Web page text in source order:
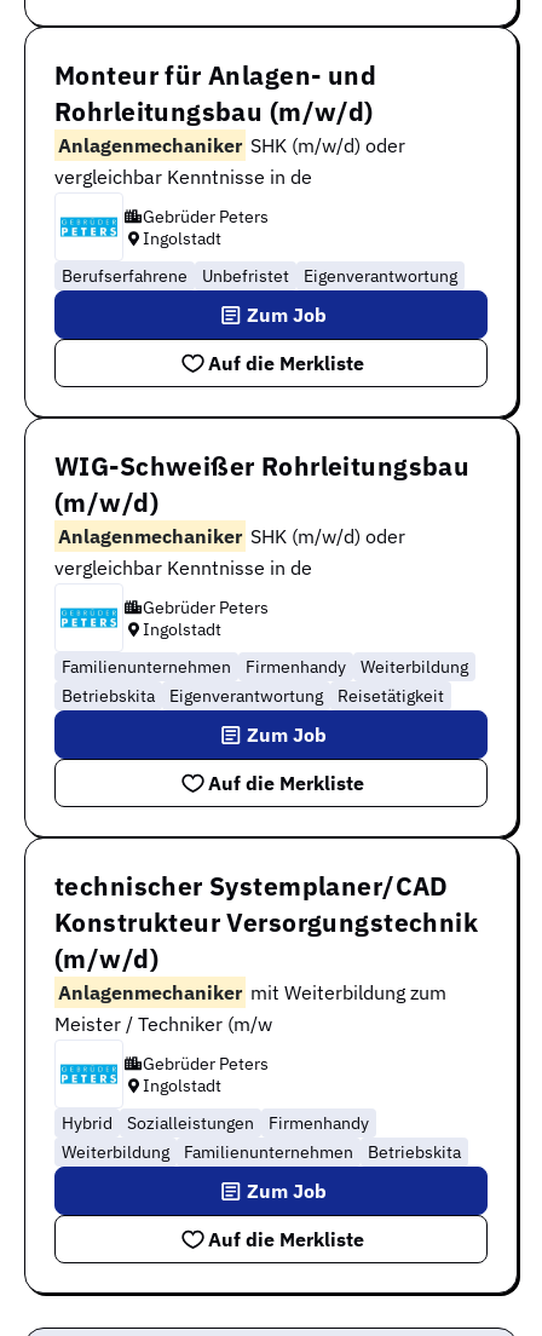
Monteur für Anlagen- und
Rohrleitungsbau (m/w/d)
Anlagenmechaniker SHK (m/w/d) oder
vergleichbar Kenntnisse in de
Gebrüder Peters
Ingolstadt
Berufserfahrene
Unbefristet Eigenverantwortung
Auf die Merkliste
Zum Job
WIG-Schweißer Rohrleitungsbau
(m/w/d)
Anlagenmechaniker SHK (m/w/d) oder
vergleichbar Kenntnisse in de
Gebrüder Peters
Ingolstadt
Familienunternehmen
Firmenhandy
Weiterbildung
Betriebskita
Eigenverantwortung Reisetätigkeit
Auf die Merkliste
Zum Job
technischer Systemplaner/CAD
Konstrukteur Versorgungstechnik
(m/w/d)
Anlagenmechaniker mit Weiterbildung zum
Meister / Techniker (m/w
Gebrüder Peters
Ingolstadt
Hybrid
Sozialleistungen
Firmenhandy
Weiterbildung
Familienunternehmen Betriebskita
Auf die Merkliste
Zum Job